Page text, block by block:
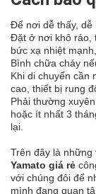
Để nơi dễ thấy, dễ
Đặt ở nơi khô ráo,
bức xạ nhiệt
Bình chữa cháy
Khi di chuyển cần
cao, thiết bị rung
Phải thường
hoặc ít nhất 3
lại.
Trên đây là những
Yamato giá rẻ
với chúng đôi để
mình đang quan